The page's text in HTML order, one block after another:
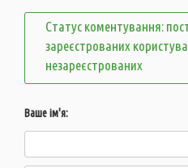
Статус коментування:
зареєстрованих
незареєстрованих
Ваше ім'я: